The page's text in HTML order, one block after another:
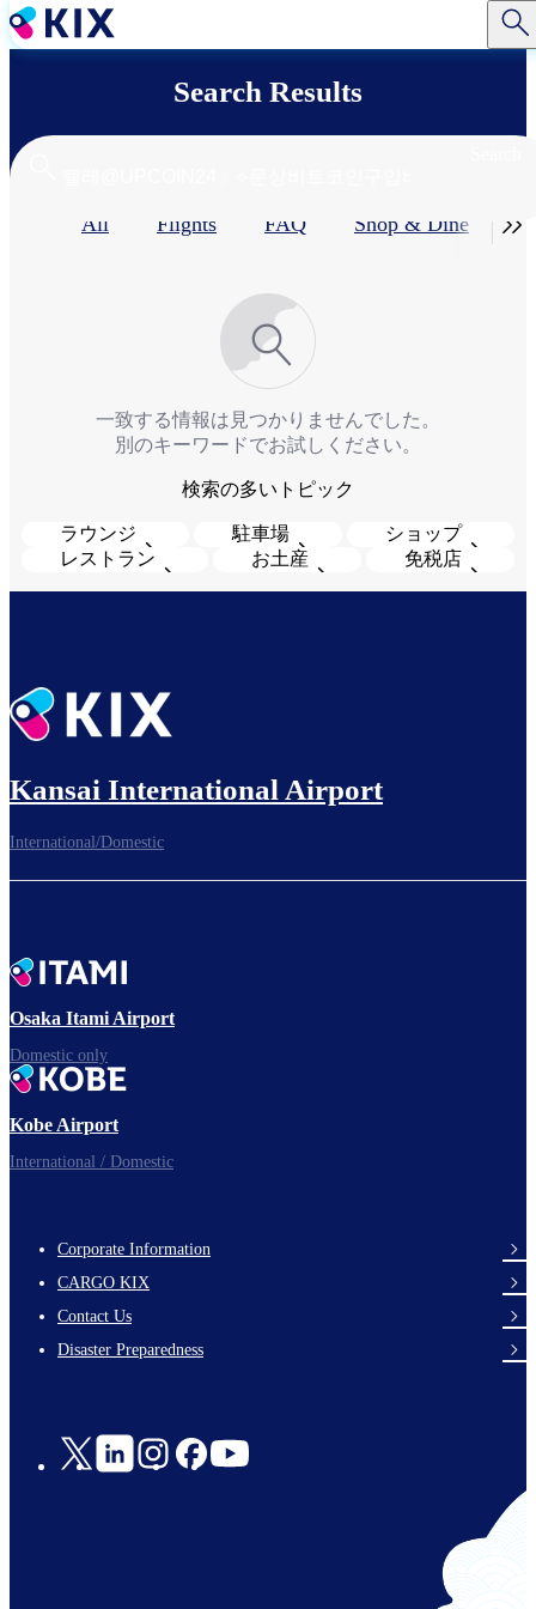
Skip
to
Search Results
Primary
All Flights FAQ Shop & Dine​ 
一致する情報は見つかりませんでした。
別のキーワードでお試しください。
検索の多いトピック
ラウンジ 駐車場
ショップ
レストラン
お土産 免税店
Kansai International Airport
International/Domestic
Osaka Itami Airport
Domestic only
Kobe Airport
International / Domestic
footer-
links-
en-
Corporate Information
CARGO KIX
Contact Us
Disaster Preparedness
Social